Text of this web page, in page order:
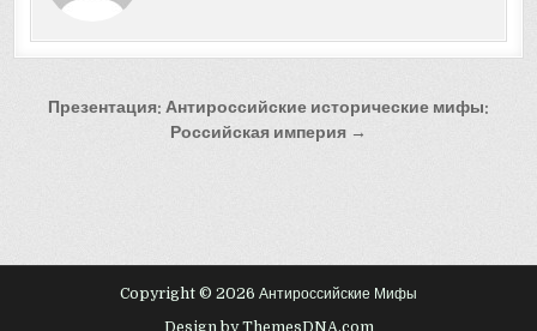
Навигация
Презентация: Антироссийские исторические мифы:
Российская империя →
Copyright © 2026 Антироссийские Мифы
Design by ThemesDNA.com